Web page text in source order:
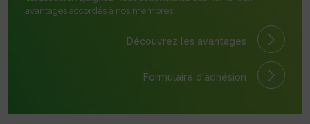
avantages accordés à nos membres.
Découvrez les avantages
Formulaire d'adhésion